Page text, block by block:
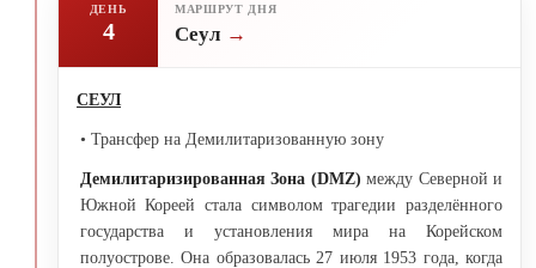
ДЕНЬ
4
МАРШРУТ ДНЯ
Сеул
СЕУЛ
• Трансфер на Демилитаризованную зону
Демилитаризированная Зона (DMZ)между Северной и
Южной Кореей стала символом трагедии разделённого
государства и установления мира на Корейском
полуострове. Она образовалась 27 июля 1953 года, когда